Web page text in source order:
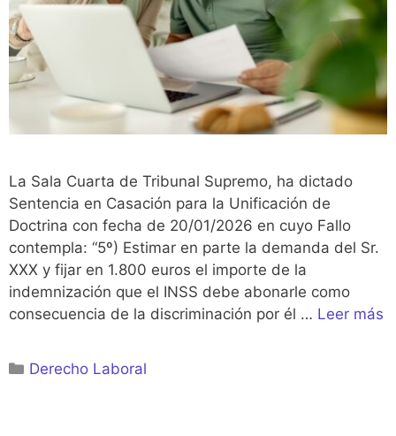
La Sala Cuarta de Tribunal Supremo, ha dictado
Sentencia en Casación para la Unificación de
Doctrina con fecha de 20/01/2026 en cuyo Fallo
contempla: “5º) Estimar en parte la demanda del Sr.
XXX y fijar en 1.800 euros el importe de la
indemnización que el INSS debe abonarle como
consecuencia de la discriminación por él … Leer más
Categorías
Derecho Laboral